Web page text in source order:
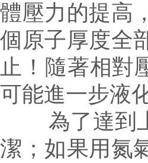
體壓力的提高
個原子厚度全
止！隨著相對
可能進一步液
為了達到上
潔；如果用氮